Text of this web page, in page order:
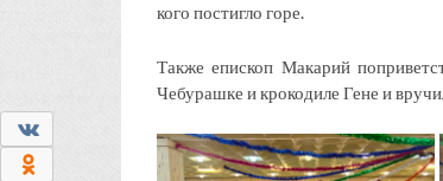
кого постигло горе.
Также епископ Макарий
Чебурашке и крокодиле Гене и